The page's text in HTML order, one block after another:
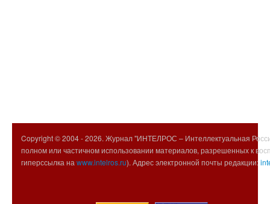
Copyright © 2004 -2026. Журнал "ИНТЕЛРОС – Интеллектуальная
полном или частичном использовании материалов, разрешенных к
гиперссылка на www.intelros.ru). Адрес электронной почты редакции: